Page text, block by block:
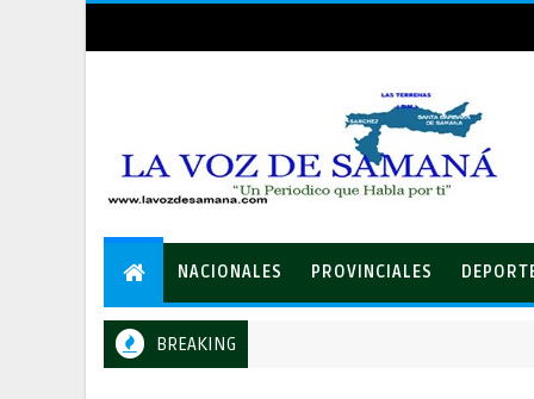
NACIONALES PROVINCIALES
BREAKING